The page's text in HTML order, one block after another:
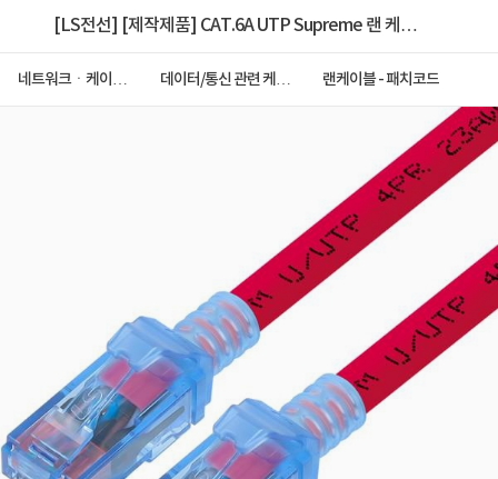
[LS전선] [제작제품] CAT.6A UTP Supreme 랜 케이
네트워크ㆍ케이블
데이터/통신 관련 케이
랜케이블 - 패치코드